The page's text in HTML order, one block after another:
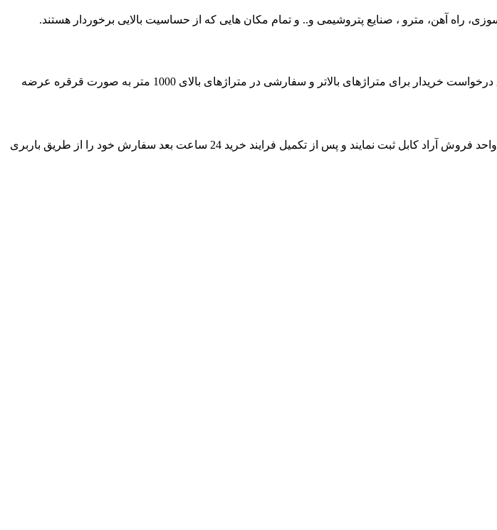
راه آهن، مترو ، صنایع پتروشیمی و.. و تمام مکان هایی که از حساسیت بالایی برخوردار هستند.
کابل افشان 4*2 به صورت کلاف های 100 متری قابل عرضه به مشتریان عزیز می باشد ولی مطابق درخواست خریدار برای متراژهای بالاتر و سفارشی در متراژهای بالای 1000 متر به صورت قرقره عرضه
مشتریان از سراسر ایران می توانند سفارش خرید انواع کابل افشان 4*2 به قیمت عمده را از طریق واحد فروش آراد کابل ثبت نمایند و پس از تکمیل فرایند خرید 24 ساعت بعد سفارش خود را از طریق باربری